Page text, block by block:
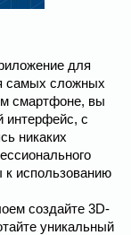
для
самых сложных
смартфоне, вы
интерфейс, с
никаких
к использованию
создайте 3D-
уникальный